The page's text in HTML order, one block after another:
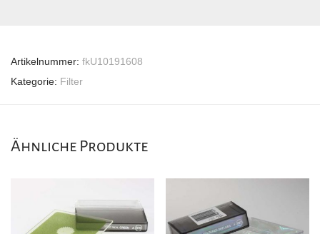
Artikelnummer: fkU10191608
Kategorie: Filter
Ähnliche Produkte